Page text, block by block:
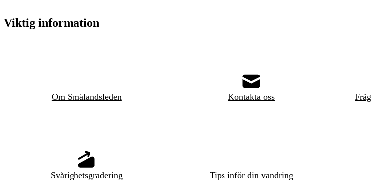
Viktig information
Om Smålandsleden Kontakta oss
Svårighetsgradering Tips inför din vandring